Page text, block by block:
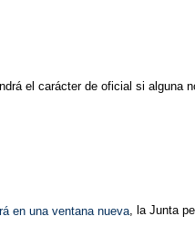
el carácter de oficial si alguna
, la Junta